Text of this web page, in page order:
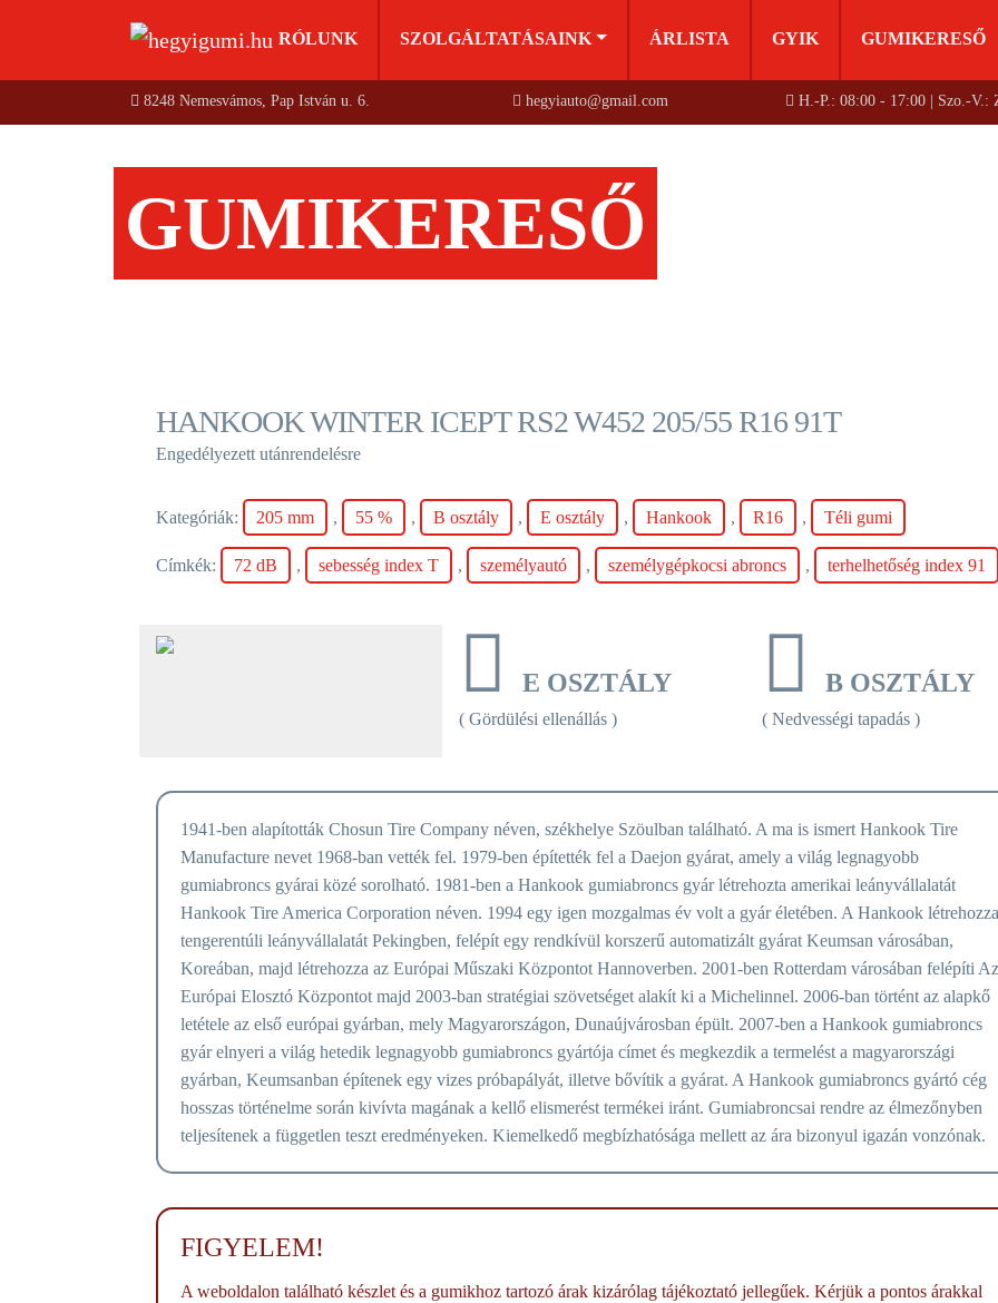
RÓLUNK SZOLGÁLTATÁSAINK ÁRLISTA GYIK GUMIKERESŐ
8248 Nemesvámos, Pap István u. 6. hegyiauto@gmail.com H.-P.: 08:00 - 17:00 | Szo.-V.:
GUMIKERESŐ
HANKOOK WINTER ICEPT RS2 W452 205/55 R16 91T
Engedélyezett utánrendelésre
Kategóriák: 205 mm , 55 % , B osztály , E osztály , Hankook , R16 , Téli gumi
Címkék: 72 dB , sebesség index T , személyautó , személygépkocsi abroncs , terhelhetőség index 91
E OSZTÁLY
( Gördülési ellenállás )
B OSZTÁLY
( Nedvességi tapadás )
1941-ben alapították Chosun Tire Company néven, székhelye Szöulban található. A ma is ismert Hankook Tire
Manufacture nevet 1968-ban vették fel. 1979-ben építették fel a Daejon gyárat, amely a világ legnagyobb
gumiabroncs gyárai közé sorolható. 1981-ben a Hankook gumiabroncs gyár létrehozta amerikai leányvállalatát
Hankook Tire America Corporation néven. 1994 egy igen mozgalmas év volt a gyár életében. A Hankook létrehozza
tengerentúli leányvállalatát Pekingben, felépít egy rendkívül korszerű automatizált gyárat Keumsan városában,
Koreában, majd létrehozza az Európai Műszaki Központot Hannoverben. 2001-ben Rotterdam városában felépíti Az
Európai Elosztó Központot majd 2003-ban stratégiai szövetséget alakít ki a Michelinnel. 2006-ban történt az alapkő
letétele az első európai gyárban, mely Magyarországon, Dunaújvárosban épült. 2007-ben a Hankook gumiabroncs
gyár elnyeri a világ hetedik legnagyobb gumiabroncs gyártója címet és megkezdik a termelést a magyarországi
gyárban, Keumsanban építenek egy vizes próbapályát, illetve bővítik a gyárat. A Hankook gumiabroncs gyártó cég
hosszas történelme során kivívta magának a kellő elismerést termékei iránt. Gumiabroncsai rendre az élmezőnyben
teljesítenek a független teszt eredményeken. Kiemelkedő megbízhatósága mellett az ára bizonyul igazán vonzónak.
FIGYELEM!
A weboldalon található készlet és a gumikhoz tartozó árak kizárólag tájékoztató jellegűek. Kérjük a pontos árakkal